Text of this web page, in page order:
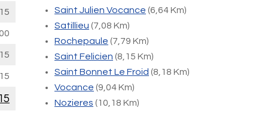
Saint Julien Vocance (6,64 Km)
Satillieu (7,08 Km)
Rochepaule (7,79 Km)
Saint Felicien (8,15 Km)
Saint Bonnet Le Froid (8,18 Km)
Vocance (9,04 Km)
Nozieres (10,18 Km)